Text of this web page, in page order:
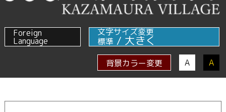
Foreign
Language
文字サイズ変更
標準 / 大きく
背景カラー変更 A A